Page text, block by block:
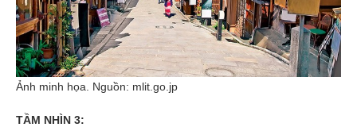
Ảnh minh họa. Nguồn: mlit.go.jp
TẦM NHÌN 3: